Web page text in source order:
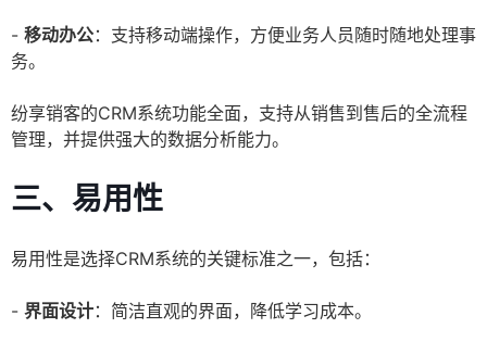
- 移动办公：支持移动端操作，方便业务人员随时随地处理事
务。
纷享销客的CRM系统功能全面，支持从销售到售后的全流程
管理，并提供强大的数据分析能力。
三、易用性
易用性是选择CRM系统的关键标准之一，包括：
- 界面设计：简洁直观的界面，降低学习成本。